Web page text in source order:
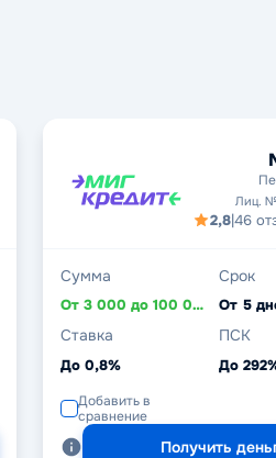
Лиц. №
2,8|46
Сумма
От 3 000 до 100 000 ₽
Срок
Ставка
До 0,8%
ПСК
До
Добавить в
сравнение
Получить